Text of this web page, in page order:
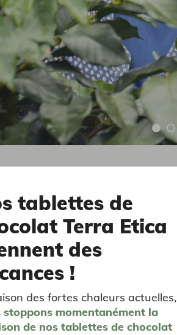
Sol y Café compte
tablettes de
Terra Etica
des
!
des fortes chaleurs actuelles,
stoppons momentanément la
de nos tablettes de chocolat